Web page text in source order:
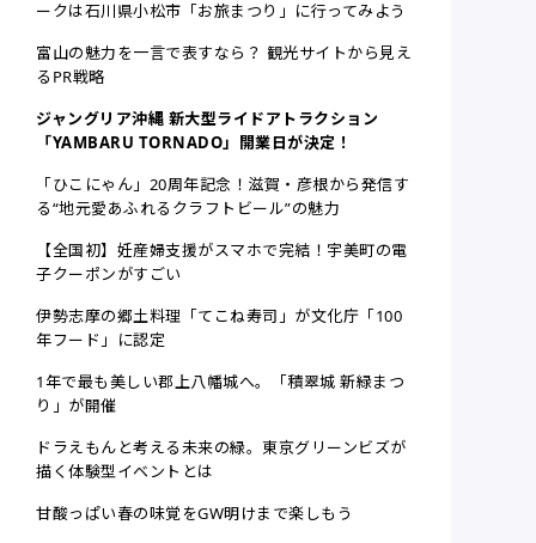
ークは石川県小松市「お旅まつり」に行ってみよう
富山の魅力を一言で表すなら？ 観光サイトから見え
るPR戦略
ジャングリア沖縄 新大型ライドアトラクション
「YAMBARU TORNADO」開業日が決定！
「ひこにゃん」20周年記念！滋賀・彦根から発信す
る“地元愛あふれるクラフトビール”の魅力
【全国初】妊産婦支援がスマホで完結！宇美町の電
子クーポンがすごい
伊勢志摩の郷土料理「てこね寿司」が文化庁「100
年フード」に認定
1年で最も美しい郡上八幡城へ。「積翠城 新緑まつ
り」が開催
ドラえもんと考える未来の緑。東京グリーンビズが
描く体験型イベントとは
甘酸っぱい春の味覚をGW明けまで楽しもう